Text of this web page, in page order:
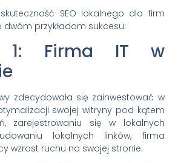
SEO lokalnego dla firm
dwóm przykładom sukcesu:
1: Firma IT w
zdecydowała się zainwestować w
swojej witryny pod kątem
zarejestrowaniu się w lokalnych
lokalnych linków, firma
wzrost ruchu na swojej stronie.